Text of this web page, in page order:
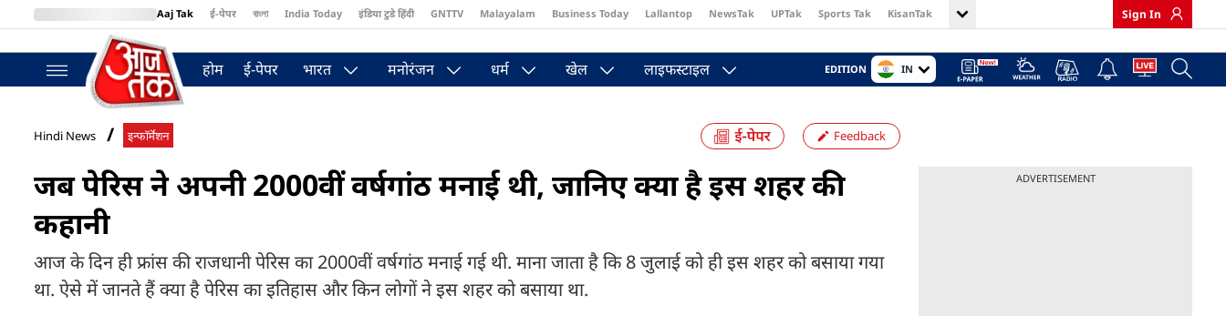
Aaj Tak ई-पेपर বাংলা India Today इंडिया टुडे हिंदी GNTTV Malayalam Business Today Lallantop NewsTak UPTak Sports Tak KisanTak
BT Bazaar
Sign In
होम ई-पेपर भारत मनोरंजन धर्म खेल लाइफस्टाइल EDITION IN
Hindi News इन्फॉर्मेशन Feedback
जब पेरिस ने अपनी 2000वीं वर्षगांठ मनाई थी, जानिए क्या है इस शहर की
कहानी
आज के दिन ही फ्रांस की राजधानी पेरिस का 2000वीं वर्षगांठ मनाई गई थी. माना जाता है कि 8 जुलाई को ही इस शहर को बसाया गया
था. ऐसे में जानते हैं क्या है पेरिस का इतिहास और किन लोगों ने इस शहर को बसाया था.
ADVERTISEMENT